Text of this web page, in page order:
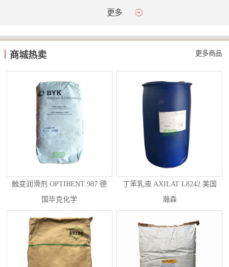
更多
商城热卖 更多商品
触变润滑剂 OPTIBENT 987 德
国毕克化学
丁苯乳液 AXILAT L8242 美国
瀚森